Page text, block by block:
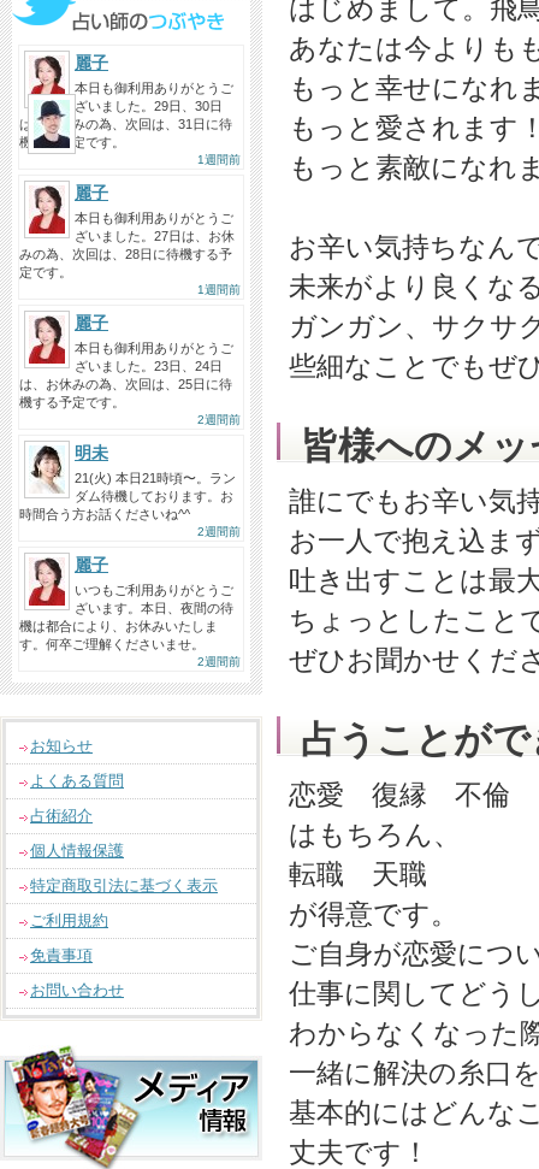
ろう…もう何かあれば勝手に手
バモス☆Gabi先生へ
2026/08/06
同じ関西人なのでとても親しみを
抱きました。短い時間でした
が、...
投稿者：まゆ
麗子
本日も御利用ありがとうご
ざいました。29日、30日
は、お休みの為、次回は、31日に待
機する予定です。
1週間前
麗子
本日も御利用ありがとうご
ざいました。27日は、お休
みの為、次回は、28日に待機する予
定です。
1週間前
麗子
本日も御利用ありがとうご
ざいました。23日、24日
は、お休みの為、次回は、25日に待
機する予定です。
2週間前
明未
21(火) 本日21時頃〜。ラン
ダム待機しております。お
時間合う方お話くださいね^^
2週間前
麗子
いつもご利用ありがとうご
ざいます。本日、夜間の待
機は都合により、お休みいたしま
す。何卒ご理解くださいませ。
2週間前
お知らせ
よくある質問
占術紹介
個人情報保護
特定商取引法に基づく表示
ご利用規約
免責事項
お問い合わせ
はじめまして。飛
あなたは今よりも
もっと幸せになれ
もっと愛されます
もっと素敵になれ
お辛い気持ちなん
未来がより良くな
ガンガン、サクサ
些細なことでもぜ
皆様へのメ
誰にでもお辛い気
お一人で抱え込ま
吐き出すことは最
ちょっとしたこと
ぜひお聞かせくだ
占うことが
恋愛 復縁 不倫
はもちろん、
転職 天職
が得意です。
ご自身が恋愛につ
仕事に関してどう
わからなくなった
一緒に解決の糸口
基本的にはどんな
丈夫です！